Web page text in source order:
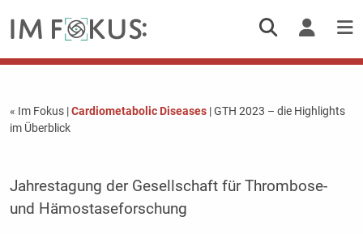
« Im Fokus |Cardiometabolic Diseases| GTH 2023 – die Highlights
im Überblick
Jahrestagung der Gesellschaft für Thrombose-
und Hämostaseforschung